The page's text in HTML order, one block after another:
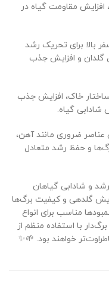
مقاومت گیاه در
گرمی) دارای فسفر بالا برای تحریک رشد
گلدان و افزایش جذب
دهنده ساختار خاک، افزایش جذب
شادابی گیاه.
(۲۰ گرمی) تأمین عناصر ضروری مانند آهن،
و حفظ رشد متعادل
و شادابی گیاهان
گلدهی و کیفیت برگ‌ها
مناسب برای انواع
با استفاده منظم از
خواهند بود. 🌱✨